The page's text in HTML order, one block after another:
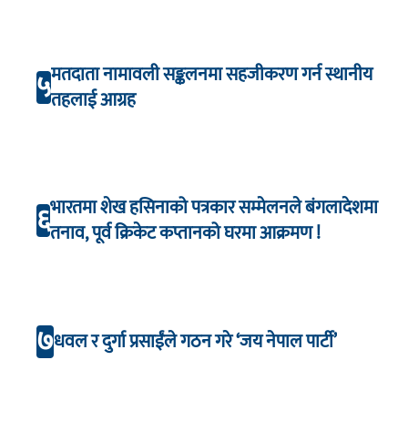
५मतदाता नामावली सङ्कलनमा सहजीकरण गर्न स्थानीय
तहलाई आग्रह
६भारतमा शेख हसिनाको पत्रकार सम्मेलनले बंगलादेशमा
तनाव, पूर्व क्रिकेट कप्तानको घरमा आक्रमण !
७धवल र दुर्गा प्रसाईंले गठन गरे ‘जय नेपाल पार्टी’